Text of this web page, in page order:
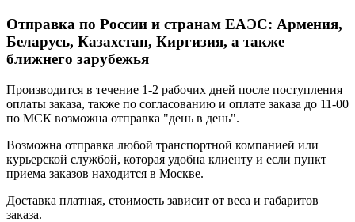
Отправка по России и странам ЕАЭС: Армения,
Беларусь, Казахстан, Киргизия, а также
ближнего зарубежья
Производится в течение 1-2 рабочих дней после поступления
оплаты заказа, также по согласованию и оплате заказа до 11-00
по МСК возможна отправка "день в день".
Возможна отправка любой транспортной компанией или
курьерской службой, которая удобна клиенту и если пункт
приема заказов находится в Москве.
Доставка платная, стоимость зависит от веса и габаритов
заказа.